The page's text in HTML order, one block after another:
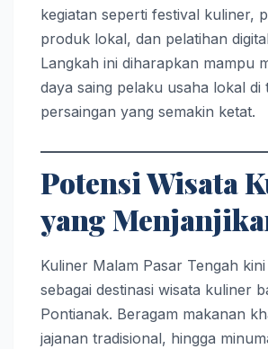
kegiatan seperti festival kuliner,
produk lokal, dan pelatihan
Langkah ini diharapkan mampu
daya saing pelaku usaha lokal di
persaingan yang semakin ketat.
Potensi Wisata
yang
Kuliner Malam Pasar Tengah
sebagai destinasi wisata kuliner
Pontianak. Beragam makanan
jajanan tradisional, hingga